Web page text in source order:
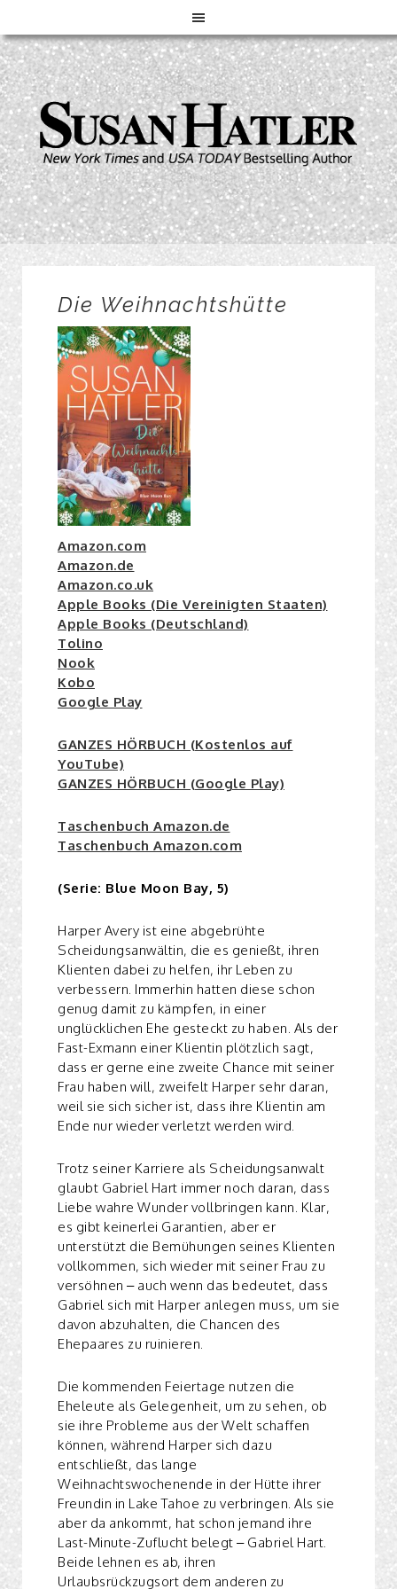
Die Weihnachtshütte
Amazon.com
Amazon.de
Amazon.co.uk
Apple Books (Die Vereinigten Staaten)
Apple Books (Deutschland)
Tolino
Nook
Kobo
Google Play
GANZES HÖRBUCH (Kostenlos auf
YouTube)
GANZES HÖRBUCH (Google Play)
Taschenbuch Amazon.de
Taschenbuch Amazon.com
(Serie: Blue Moon Bay, 5)
Harper Avery ist eine abgebrühte
Scheidungsanwältin, die es genießt, ihren
Klienten dabei zu helfen, ihr Leben zu
verbessern. Immerhin hatten diese schon
genug damit zu kämpfen, in einer
unglücklichen Ehe gesteckt zu haben. Als der
Fast-Exmann einer Klientin plötzlich sagt,
dass er gerne eine zweite Chance mit seiner
Frau haben will, zweifelt Harper sehr daran,
weil sie sich sicher ist, dass ihre Klientin am
Ende nur wieder verletzt werden wird.
Trotz seiner Karriere als Scheidungsanwalt
glaubt Gabriel Hart immer noch daran, dass
Liebe wahre Wunder vollbringen kann. Klar,
es gibt keinerlei Garantien, aber er
unterstützt die Bemühungen seines Klienten
vollkommen, sich wieder mit seiner Frau zu
versöhnen – auch wenn das bedeutet, dass
Gabriel sich mit Harper anlegen muss, um sie
davon abzuhalten, die Chancen des
Ehepaares zu ruinieren.
Die kommenden Feiertage nutzen die
Eheleute als Gelegenheit, um zu sehen, ob
sie ihre Probleme aus der Welt schaffen
können, während Harper sich dazu
entschließt, das lange
Weihnachtswochenende in der Hütte ihrer
Freundin in Lake Tahoe zu verbringen. Als sie
aber da ankommt, hat schon jemand ihre
Last-Minute-Zuflucht belegt – Gabriel Hart.
Beide lehnen es ab, ihren
Urlaubsrückzugsort dem anderen zu